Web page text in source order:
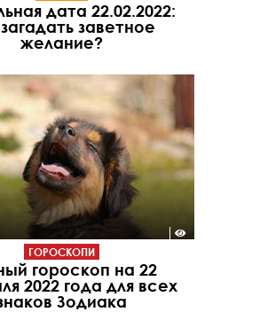
дата 22.02.2022:
заветное
желание?
ГОРОСКОПИ
гороскоп на 22
2022 года для всех
Зодиака